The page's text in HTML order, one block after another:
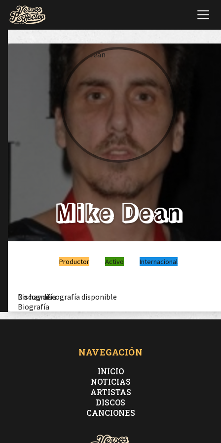
Mike Dean
Productor Activo Internacional
Discografía
Biografía
No hay discografía disponible
NAVEGACIÓN
INICIO
NOTICIAS
ARTISTAS
DISCOS
CANCIONES